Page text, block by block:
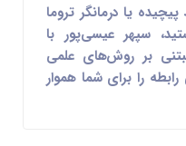
یا درمانگر تروما
سپهر عیسی‌پور با
بر روش‌های علمی
را برای شما هموار